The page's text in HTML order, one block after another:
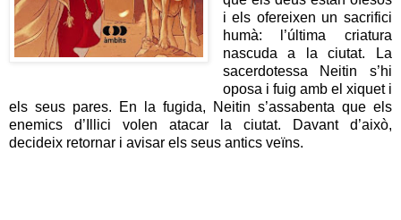
i els ofereixen un sacrifici
humà: l’última criatura
nascuda a la ciutat. La
sacerdotessa Neitin s’hi
oposa i fuig amb el xiquet i
els seus pares. En la fugida, Neitin s’assabenta que els
enemics d’Illici volen atacar la ciutat. Davant d’això,
decideix retornar i avisar els seus antics veïns.